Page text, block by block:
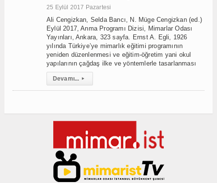
25 Eylül 2017 Pazartesi
Ali Cengizkan, Selda Bancı, N. Müge Cengizkan (ed.)
Eylül 2017, Anma Programı Dizisi, Mimarlar Odası
Yayınları, Ankara, 323 sayfa. Ernst A. Egli, 1926
yılında Türkiye’ye mimarlık eğitimi programının
yeniden düzenlenmesi ve eğitim-öğretim yani okul
yapılarının çağdaş ilke ve yöntemlerle tasarlanması
Devamı... ▸